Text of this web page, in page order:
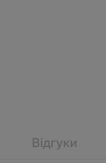
Відгуки